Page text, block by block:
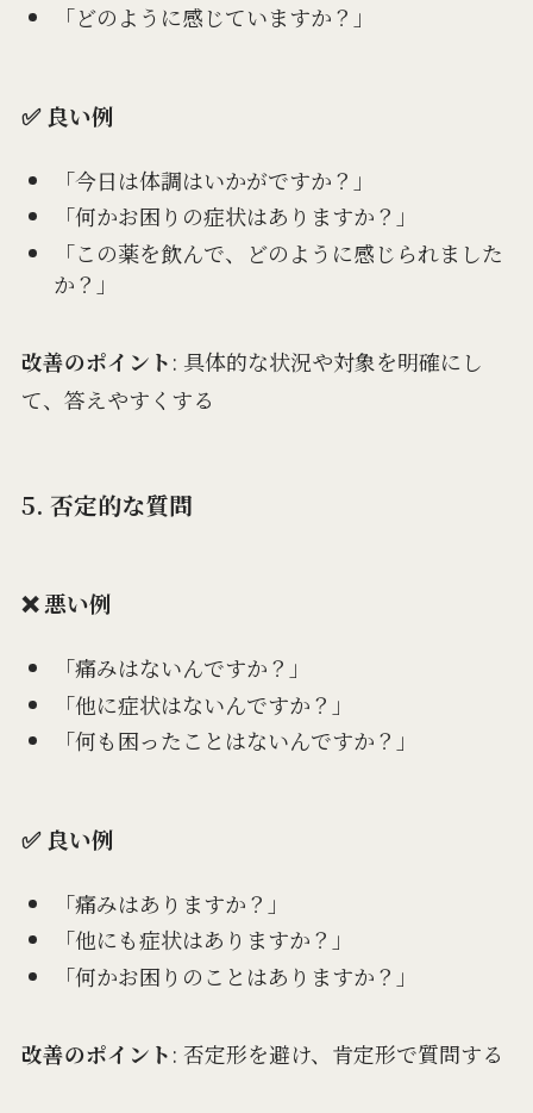
「どのように感じていますか？」
✅ 良い例
「今日は体調はいかがですか？」
「何かお困りの症状はありますか？」
「この薬を飲んで、どのように感じられました
か？」
改善のポイント: 具体的な状況や対象を明確にし
て、答えやすくする
5. 否定的な質問
❌ 悪い例
「痛みはないんですか？」
「他に症状はないんですか？」
「何も困ったことはないんですか？」
✅ 良い例
「痛みはありますか？」
「他にも症状はありますか？」
「何かお困りのことはありますか？」
改善のポイント: 否定形を避け、肯定形で質問する